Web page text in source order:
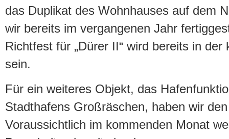
das Duplikat des Wohnhauses auf dem
wir bereits im vergangenen Jahr
Richtfest für „Dürer II“ wird bereits in
sein.
Für ein weiteres Objekt, das
Stadthafens Großräschen, haben wir
Voraussichtlich im kommenden Monat